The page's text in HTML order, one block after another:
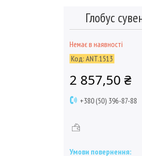
Глобус
Немає в наявності
Код: ANT.1513
2 857,50 ₴
+380 (50) 396-87-88